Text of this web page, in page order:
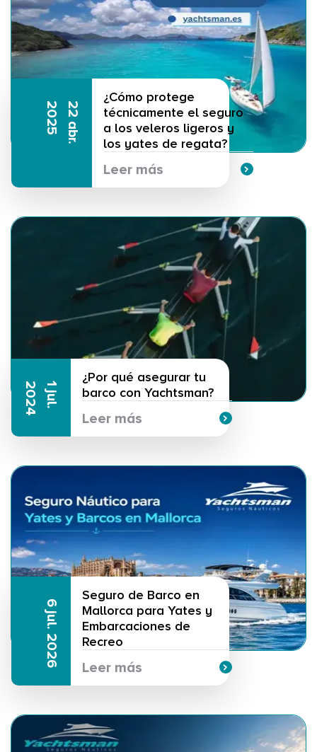
2
2
a
b
r
.
2
0
2
5
¿Cómo protege
técnicamente el seguro
a los veleros ligeros y
los yates de regata?
Leer más
1
j
u
l
.
2
0
2
4
¿Por qué asegurar tu
barco con Yachtsman?
Leer más
6 jul. 2026
Seguro de Barco en
Mallorca para Yates y
Embarcaciones de
Recreo
Leer más